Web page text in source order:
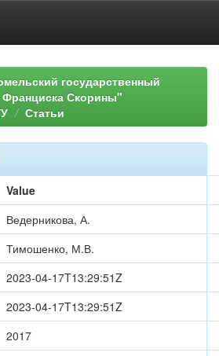
государственный
Франциска Скорины"
Статьи
Value
Ведерникова, А.
Тимошенко, М.В.
2023-04-17T13:29:51Z
2023-04-17T13:29:51Z
2017